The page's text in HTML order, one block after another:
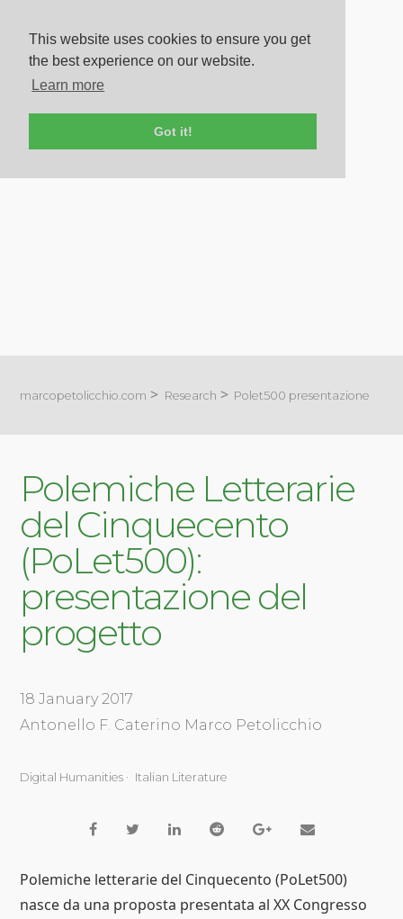
This website uses cookies to ensure you get
the best experience on our website.
Learn more
Got it!
marcopetolicchio.com Research Polet500 presentazione
Polemiche Letterarie
del Cinquecento
(PoLet500):
presentazione del
progetto
18 January 2017
Antonello F. Caterino Marco Petolicchio
Digital Humanities Italian Literature
Polemiche letterarie del Cinquecento (PoLet500)
nasce da una proposta presentata al XX Congresso